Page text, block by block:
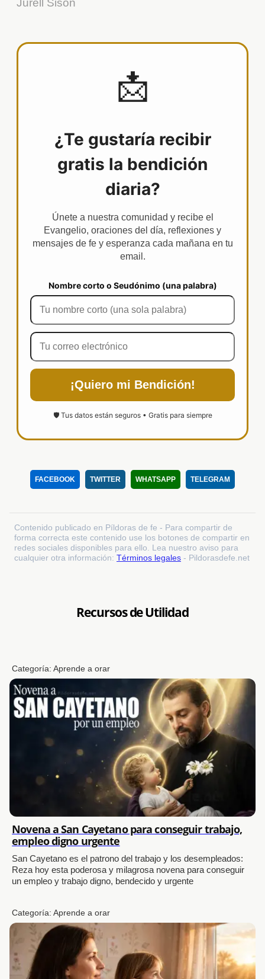
📩
¿Te gustaría recibir
gratis la bendición
diaria?
Únete a nuestra comunidad y recibe el
Evangelio, oraciones del día, reflexiones y
mensajes de fe y esperanza cada mañana en tu
email.
Nombre corto o Seudónimo (una palabra)
¡Quiero mi Bendición!
🛡️ Tus datos están seguros • Gratis para siempre
FACEBOOK TWITTER WHATSAPP TELEGRAM
Contenido publicado en Píldoras de fe - Para compartir de
forma correcta este contenido use los botones de compartir en
redes sociales disponibles para ello. Lea nuestro aviso para
cualquier otra información: Términos legales - Pildorasdefe.net
Recursos de Utilidad
Categoría:Aprende a orar
Novena a San Cayetano para conseguir trabajo,
empleo digno urgente
San Cayetano es el patrono del trabajo y los desempleados:
Reza hoy esta poderosa y milagrosa novena para conseguir
un empleo y trabajo digno, bendecido y urgente
Categoría:Aprende a orar